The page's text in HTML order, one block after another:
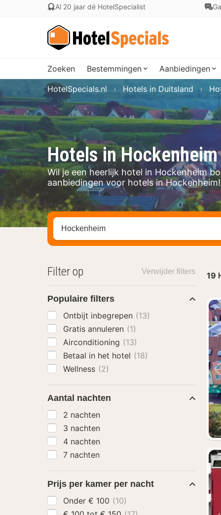
Al 20 jaar dé HotelSpecialist
Zoeken Bestemmingen Aanbiedingen
Hotels in Hockenheim
Wil je een heerlijk hotel in Hockenheim
aanbiedingen voor hotels in Hockenheim!
HotelSpecials.nl Hotels in Duitsland
Zoek op hotel, regio of stad
19
Filter op Verwijder filters
Populaire filters
Ontbijt inbegrepen (13)
Gratis annuleren (1)
Airconditioning (13)
Betaal in het hotel (18)
Wellness (2)
Aantal nachten
2 nachten
3 nachten
4 nachten
7 nachten
Prijs per kamer per nacht
Onder € 100 (10)